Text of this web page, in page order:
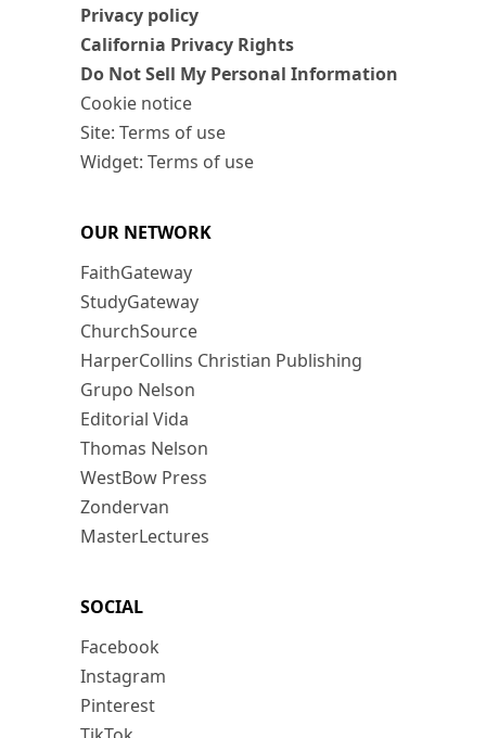
Privacy policy
California Privacy Rights
Do Not Sell My Personal Information
Cookie notice
Site: Terms of use
Widget: Terms of use
OUR NETWORK
FaithGateway
StudyGateway
ChurchSource
HarperCollins Christian Publishing
Grupo Nelson
Editorial Vida
Thomas Nelson
WestBow Press
Zondervan
MasterLectures
SOCIAL
Facebook
Instagram
Pinterest